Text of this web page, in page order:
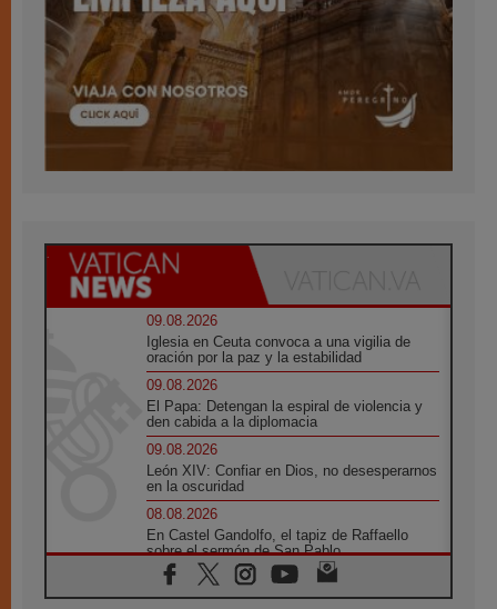
09.08.2026
Iglesia en Ceuta convoca a una vigilia de
oración por la paz y la estabilidad
09.08.2026
El Papa: Detengan la espiral de violencia y
den cabida a la diplomacia
09.08.2026
León XIV: Confiar en Dios, no desesperarnos
en la oscuridad
08.08.2026
En Castel Gandolfo, el tapiz de Raffaello
sobre el sermón de San Pablo
08.08.2026
En Colombia, «la paz no se compra con una